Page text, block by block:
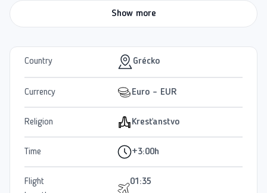
Show more
Country Grécko
Currency Euro - EUR
Religion Kresťanstvo
Time +3:00h
Flight
01:35